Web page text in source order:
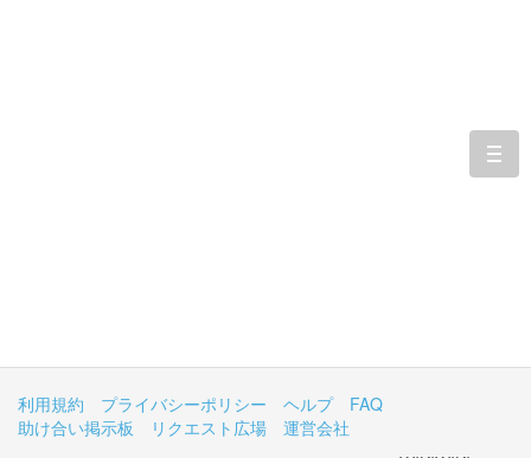
利用規約 プライバシーポリシー ヘルプ
FAQ
助け合い掲示板
リクエスト広場
運営会社